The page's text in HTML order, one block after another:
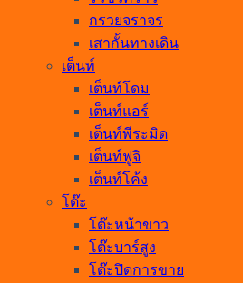
กรวยจราจร
เสากั้นทางเดิน
เต็นท์
เต็นท์โดม
เต็นท์แอร์
เต็นท์พีระมิด
เต็นท์ฟูจิ
เต็นท์โค้ง
โต๊ะ
โต๊ะหน้าขาว
โต๊ะบาร์สูง
โต๊ะปิดการขาย